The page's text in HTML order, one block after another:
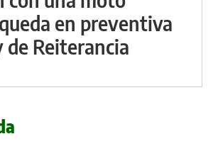
en preventiva
de Reiterancia